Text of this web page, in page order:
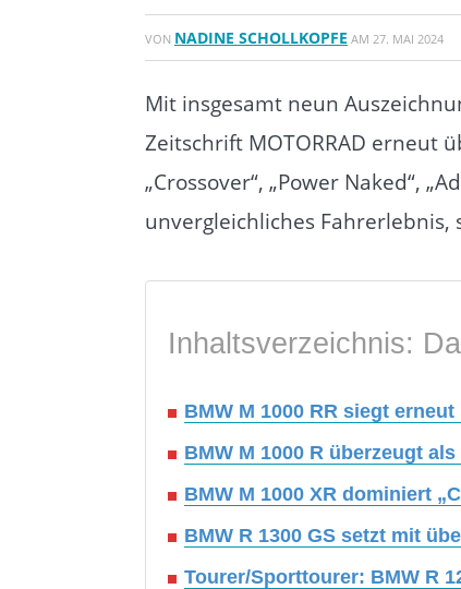
VON NADINE SCHOLLKOPFE AM 27. MAI 2024
Mit insgesamt neun
Zeitschrift MOTORRAD erneut
„Crossover“, „Power Naked“,
unvergleichliches
Inhaltsverzeichnis:
BMW M 1000 RR siegt
BMW M 1000 R überzeugt
BMW M 1000 XR dominiert
BMW R 1300 GS setzt mit
Tourer/Sporttourer: BMW R